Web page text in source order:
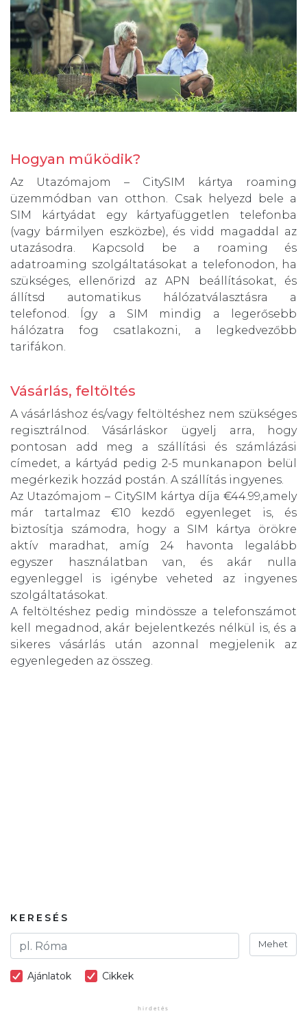
Hogyan működik?
Az Utazómajom – CitySIM kártya roaming
üzemmódban van otthon. Csak helyezd bele a
SIM kártyádat egy kártyafüggetlen telefonba
(vagy bármilyen eszközbe), és vidd magaddal az
utazásodra. Kapcsold be a roaming és
adatroaming szolgáltatásokat a telefonodon, ha
szükséges, ellenőrizd az APN beállításokat, és
állítsd automatikus hálózatválasztásra a
telefonod. Így a SIM mindig a legerősebb
hálózatra fog csatlakozni, a legkedvezőbb
tarifákon.
Vásárlás, feltöltés
A vásárláshoz és/vagy feltöltéshez nem szükséges
regisztrálnod. Vásárláskor ügyelj arra, hogy
pontosan add meg a szállítási és számlázási
címedet, a kártyád pedig 2-5 munkanapon belül
megérkezik hozzád postán. A szállítás ingyenes.
Az Utazómajom – CitySIM kártya díja €44.99,amely
már tartalmaz €10 kezdő egyenleget is, és
biztosítja számodra, hogy a SIM kártya örökre
aktív maradhat, amíg 24 havonta legalább
egyszer használatban van, és akár nulla
egyenleggel is igénybe veheted az ingyenes
szolgáltatásokat.
A feltöltéshez pedig mindössze a telefonszámot
kell megadnod, akár bejelentkezés nélkül is, és a
sikeres vásárlás után azonnal megjelenik az
egyenlegeden az összeg.
KERESÉS
Mehet
Ajánlatok Cikkek